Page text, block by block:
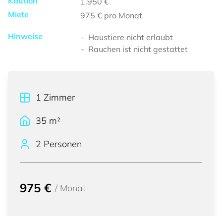
Miete
975 € pro Monat
Hinweise
Haustiere nicht erlaubt
Rauchen ist nicht gestattet
1 Zimmer
35 m²
2 Personen
975 € / Monat